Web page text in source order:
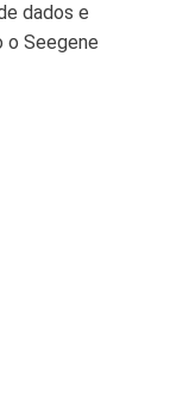
dados e
o Seegene